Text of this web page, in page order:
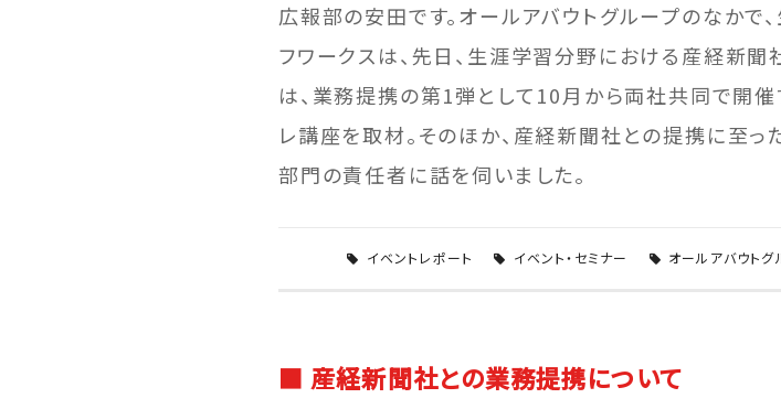
広報部の安田です。オールアバウトグループのなかで
フワークスは、先日、生涯学習分野における産経新
は、業務提携の第1弾として10月から両社共同で開催
レ講座を取材。そのほか、産経新聞社との提携に至
部門の責任者に話を伺いました。
イベントレポート イベント・セミナー オールアバウトグ
■ 産経新聞社との業務提携について